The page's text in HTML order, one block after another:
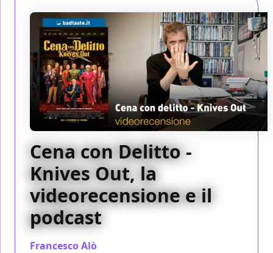
Cena con Delitto -
Knives Out, la
videorecensione e il
podcast
Francesco Alò